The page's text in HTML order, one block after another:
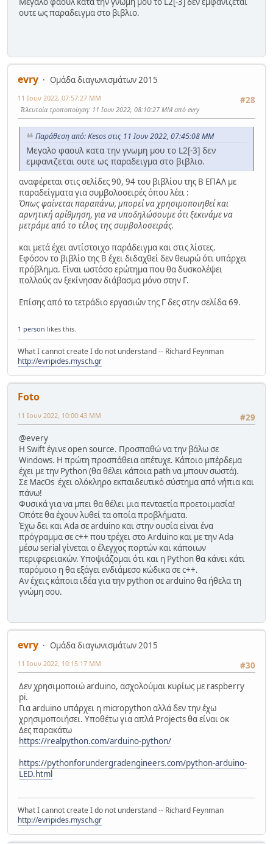
ουτε ως παραδειγμα στο βιβλιο.
evry
Ομάδα διαγωνισμάτων 2015
#28
11 Ιουν 2022, 07:57:27 ΜΜ
Τελευταία τροποποίηση: 11 Ιουν 2022, 08:10:27 ΜΜ από evry
Παράθεση από: Kesos στις 11 Ιουν 2022, 07:45:08 ΜΜ
Μεγαλο φαουλ κατα την γνωμη μου το L2[-3] δεν
εμφανιζεται ουτε ως παραδειγμα στο βιβλιο.
αναφέρεται στις σελίδες 90, 94 του βιβλίου της Β ΕΠΑΛ με
παραδείγματα για συμβολοσειρές όπου λέει :
Όπως φαίνεται παραπάνω, μπορεί να χρησιμοποιηθεί και
αρνητική αρίθμηση, για να υποδηλώσουμε ότι ξεκινάμε να
μετράμε από το τέλος της συμβολοσειράς.
και μετά έχει αντίστοιχο παράδειγμα και στις λίστες.
Εφόσον το βιβλίο της Β έχει διδαχθεί δεν θεωρώ ότι υπάρχει
πρόβλημα. Είναι ωστόσο ερώτημα που θα δυσκολέψει
πολλούς αν ξεκίνησαν διάβασμα μόνο στην Γ.
Επίσης από το τετράδιο εργασιών της Γ δες στην σελίδα 69.
1 person likes this.
What I cannot create I do not understand -- Richard Feynman
http://evripides.mysch.gr
Foto
#29
11 Ιουν 2022, 10:00:43 ΜΜ
@every
Η Swift έγινε open source. Προσπαθώ να την βάλω σε
Windows. Η πρώτη προσπάθεια απέτυχε. Κάποιο μπέρδεμα
έχει με την Python (θα θέλει κάποια path να μπουν σωστά).
Σε MacOs έχει ολόκληρο εκπαιδευτικό σύστημα από νήπια και
πάνω!
Φυσικά για να μπει θα θέλει μια πενταετία προετοιμασία!
Οπότε θα έχουν λυθεί τα οποία προβλήματα.
Έχω δει και Ada σε arduino και στην ουσία είναι ένα
πρόγραμμα σε c++ που τρέχει στο Arduino και με την Ada
μέσω serial γίνεται ο έλεγχος πορτών και κάποιων
περιφερειακών. Υποψιάζομαι ότι και η Python θα κάνει κάτι
παρόμοιο η θα εξάγει ενδιάμεσο κώδικα σε c++.
Αν έχεις κάποια ιδέα για την python σε arduino θα ήθελα τη
γνώμη σου.
evry
Ομάδα διαγωνισμάτων 2015
#30
11 Ιουν 2022, 10:15:17 ΜΜ
Δεν χρησιμοποιώ arduino, ασχολούμαι κυρίως με raspberry
pi.
Για arduino υπάρχει η micropython αλλά δεν την έχω
χρησιμοποιήσει. Υποθέτω για απλά Projects θα είναι οκ
Δες παρακάτω
https://realpython.com/arduino-python/
https://pythonforundergradengineers.com/python-arduino-
LED.html
What I cannot create I do not understand -- Richard Feynman
http://evripides.mysch.gr